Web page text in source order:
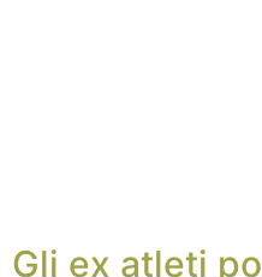
Gli ex atleti